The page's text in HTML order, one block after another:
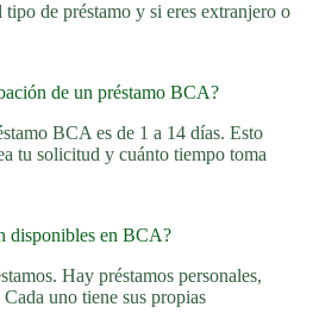
de préstamo y si eres extranjero o
de un préstamo BCA?
BCA es de 1 a 14 días. Esto
tu solicitud y cuánto tiempo toma
disponibles en BCA?
Hay préstamos personales,
uno tiene sus propias